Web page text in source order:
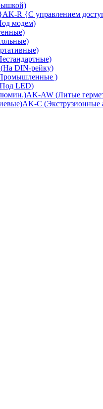
AK-R {С управлением
модем)
DIN-рейку)
)
LED)
AK-AW (Литые
AK-C